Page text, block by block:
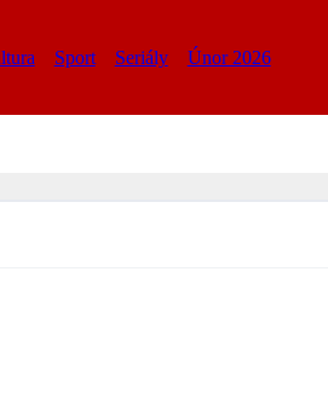
Sport Seriály Únor 2026